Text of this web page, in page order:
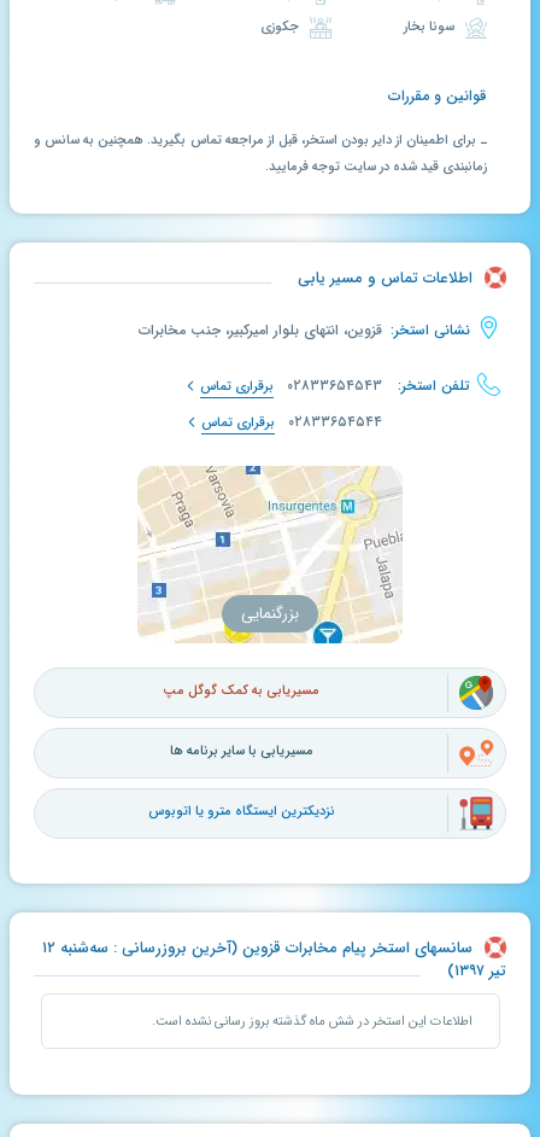
سونا بخار
جکوزی
قوانین و مقررات
ـ برای اطمینان از دایر بودن استخر، قبل از مراجعه تماس بگیرید. همچنین به سانس و
زمانبندی قید شده در سایت توجه فرمایید.
اطلاعات تماس و مسیر یابی
نشانی استخر: قزوین، انتهای بلوار امیرکبیر، جنب مخابرات
تلفن استخر: ۰۲۸۳۳۶۵۴۵۴۳ برقراری تماس
۰۲۸۳۳۶۵۴۵۴۴ برقراری تماس
بزرگنمایی
مسیریابی به کمک گوگل مپ
مسیریابی با سایر برنامه ها
نزدیکترین ایستگاه مترو یا اتوبوس
سانسهای استخر پیام مخابرات قزوین (آخرین بروزرسانی : سه‌شنبه ۱۲
تیر ۱۳۹۷)
اطلاعات این استخر در شش ماه گذشته بروز رسانی نشده است.